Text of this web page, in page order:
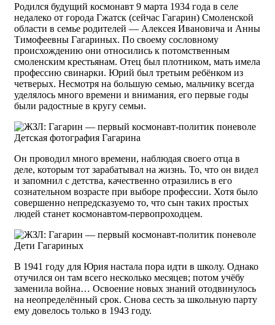
Родился будущий космонавт 9 марта 1934 года в селе
недалеко от города Гжатск (сейчас Гагарин) Смоленской
области в семье родителей — Алексея Ивановича и Анны
Тимофеевны Гагариных. По своему сословному
происхождению они относились к потомственным
смоленским крестьянам. Отец был плотником, мать имела
профессию свинарки. Юрий был третьим ребёнком из
четверых. Несмотря на большую семью, мальчику всегда
уделялось много времени и внимания, его первые годы
были радостные в кругу семьи.
Детская фотография Гагарина
Он проводил много времени, наблюдая своего отца в
деле, которым тот зарабатывал на жизнь. То, что он видел
и запомнил с детства, качественно отразились в его
сознательном возрасте при выборе профессии. Хотя было
совершенно непредсказуемо то, что сын таких простых
людей станет космонавтом-первопроходцем.
Дети Гагариных
В 1941 году для Юрия настала пора идти в школу. Однако
отучился он там всего несколько месяцев; потом учёбу
заменила война… Освоение новых знаний отодвинулось
на неопределённый срок. Снова сесть за школьную парту
ему довелось только в 1943 году.